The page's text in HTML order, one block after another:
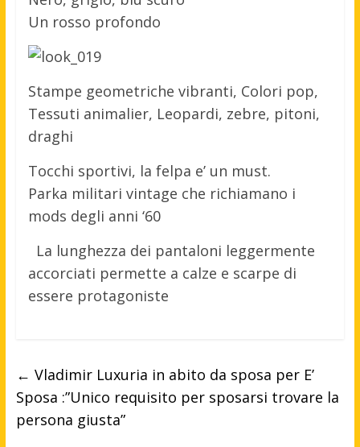
Un rosso profondo
Stampe geometriche vibranti, Colori pop,
Tessuti animalier, Leopardi, zebre, pitoni,
draghi
Tocchi sportivi, la felpa e’ un must.
Parka militari vintage che richiamano i
mods degli anni ‘60
La lunghezza dei pantaloni leggermente
accorciati permette a calze e scarpe di
essere protagoniste
← Vladimir Luxuria in abito da sposa per E’
Sposa :”Unico requisito per sposarsi trovare la
persona giusta”